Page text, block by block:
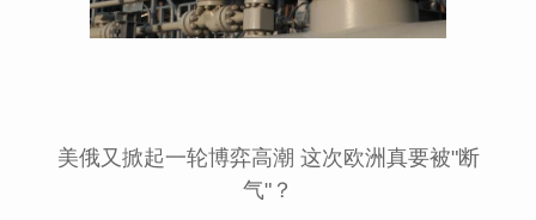
美俄又掀起一轮博弈高潮 这次欧洲真要被"断
气"？